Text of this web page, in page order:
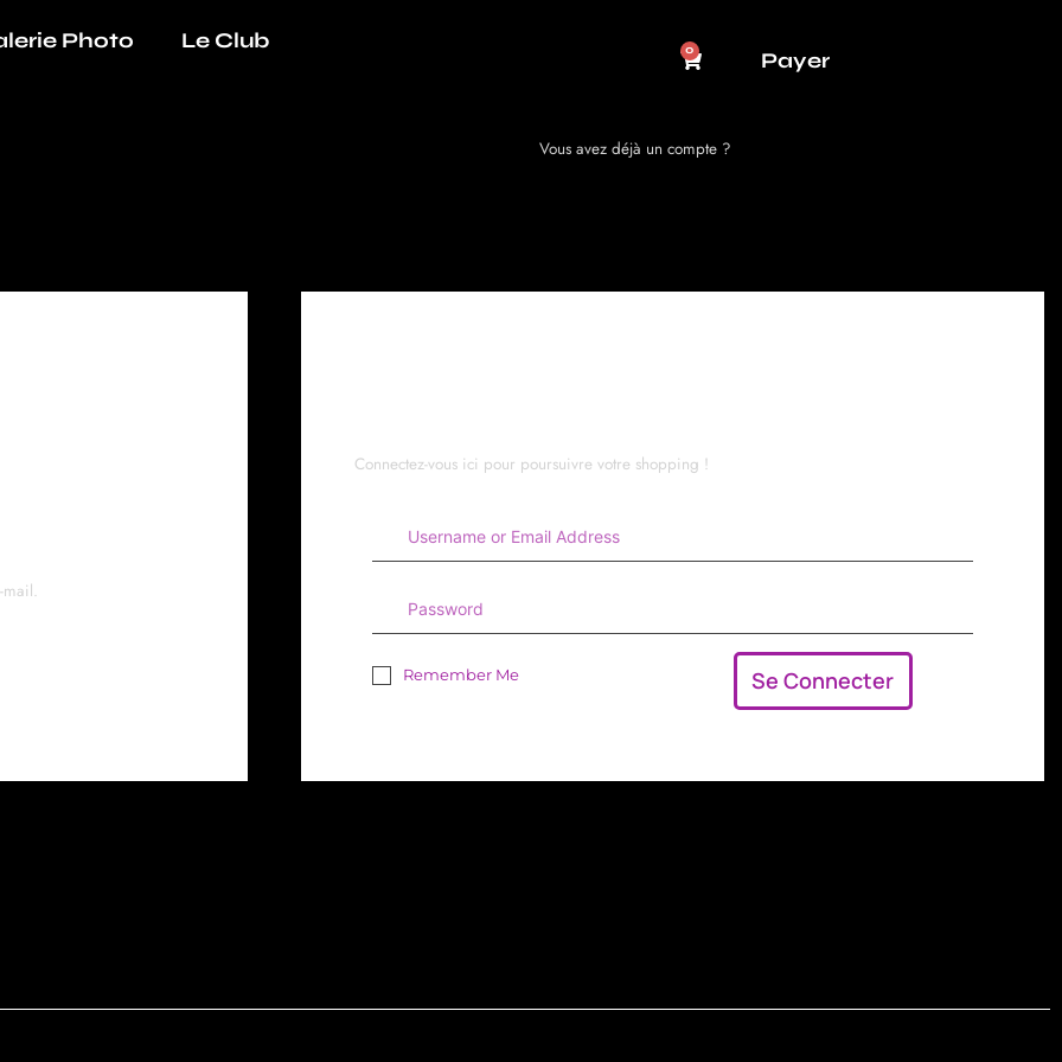
Photo Le Club 0
Panier Payer
Vous avez déjà un compte ?
mail.
Connectez-vous ici pour poursuivre votre shopping !​
Remember Me Se Connecter